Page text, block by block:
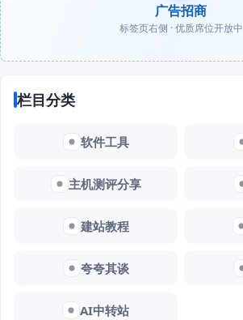
广告招商
标签页右侧 · 优质席位开放中
栏目分类
软件工具
主机测评分享
建站教程
夸夸其谈
AI中转站